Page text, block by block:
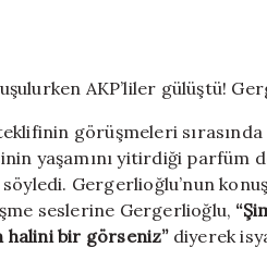
görüşmeleri
yaşamını yitirdiği parfüm
Gergerlioğlu’nun
seslerine Gergerlioğlu,
halini bir görseniz”diyerek